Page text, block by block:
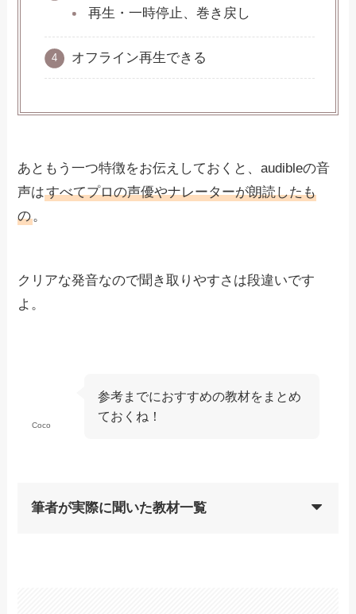
再生・一時停止、巻き戻し
オフライン再生できる
あともう一つ特徴をお伝えしておくと、audibleの音
声はすべてプロの声優やナレーターが朗読したも
の。
クリアな発音なので聞き取りやすさは段違いです
よ。
Coco
参考までにおすすめの教材をまとめ
ておくね！
筆者が実際に聞いた教材一覧